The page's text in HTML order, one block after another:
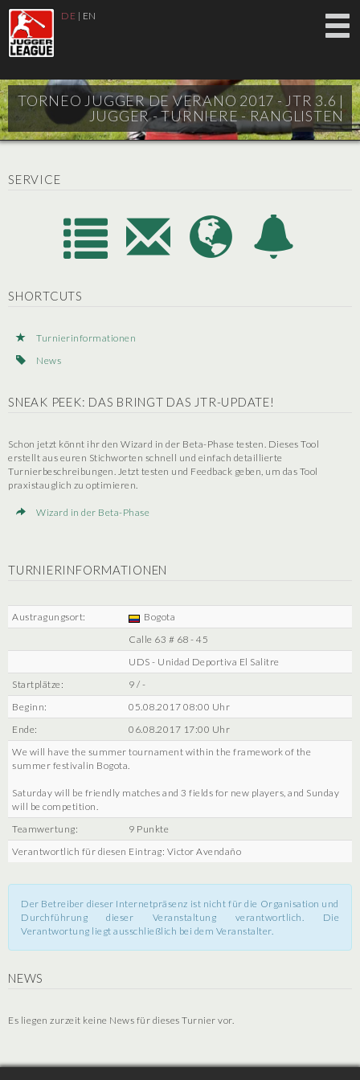
DE | EN
TORNEO JUGGER DE VERANO 2017 - JTR 3.6 |
JUGGER - TURNIERE - RANGLISTEN
SERVICE
SHORTCUTS
Turnierinformationen
News
SNEAK PEEK: DAS BRINGT DAS JTR-UPDATE!
Schon jetzt könnt ihr den Wizard in der Beta-Phase testen. Dieses Tool
erstellt aus euren Stichworten schnell und einfach detaillierte
Turnierbeschreibungen. Jetzt testen und Feedback geben, um das Tool
praxistauglich zu optimieren.
Wizard in der Beta-Phase
TURNIERINFORMATIONEN
Austragungsort:
Bogota
Calle 63 # 68 - 45
UDS - Unidad Deportiva El Salitre
Startplätze:
9 / -
Beginn:
05.08.2017 08:00 Uhr
Ende:
06.08.2017 17:00 Uhr
We will have the summer tournament within the framework of the
summer festivalin Bogota.
Saturday will be friendly matches and 3 fields for new players, and Sunday
will be competition.
Teamwertung:
9 Punkte
Verantwortlich für diesen Eintrag: Victor Avendaño
Der Betreiber dieser Internetpräsenz ist nicht für die Organisation und
Durchführung dieser Veranstaltung verantwortlich. Die
Verantwortung liegt ausschließlich bei dem Veranstalter.
NEWS
Es liegen zurzeit keine News für dieses Turnier vor.